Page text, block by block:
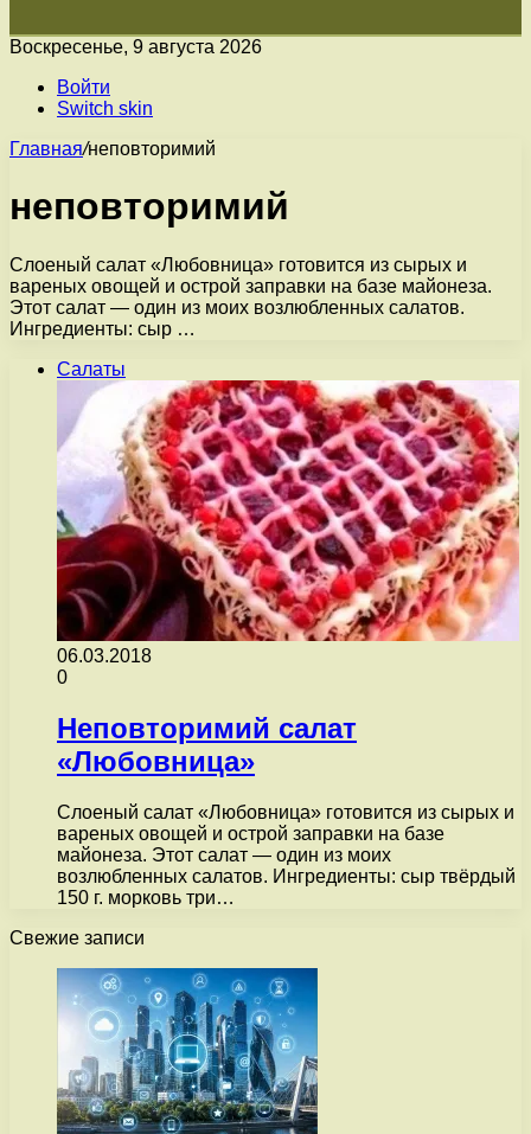
Воскресенье, 9 августа 2026
Войти
Switch skin
Главная/неповторимий
неповторимий
Слоеный салат «Любовница» готовится из сырых и
вареных овощей и острой заправки на базе майонеза.
Этот салат — один из моих возлюбленных салатов.
Ингредиенты: сыр …
Салаты
06.03.2018
0
Неповторимий салат
«Любовница»
Слоеный салат «Любовница» готовится из сырых и
вареных овощей и острой заправки на базе
майонеза. Этот салат — один из моих
возлюбленных салатов. Ингредиенты: сыр твёрдый
150 г. морковь три…
Свежие записи